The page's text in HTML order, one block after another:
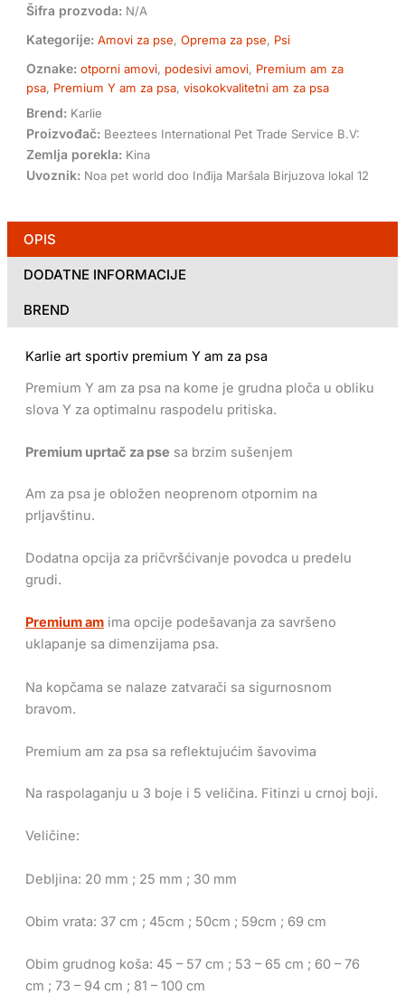
Šifra prozvoda: N/A
Kategorije: Amovi za pse,Oprema za pse, Psi
Oznake: otporni amovi, podesivi amovi, Premium am za
psa, Premium Y am za psa,visokokvalitetni am za psa
Brend: Karlie
Proizvođač: Beeztees International Pet Trade Service B.V:
Zemlja porekla: Kina
Uvoznik: Noa pet world doo Inđija Maršala Birjuzova lokal 12
OPIS
DODATNE INFORMACIJE
BREND
Karlie art sportiv premium Y am za psa
Premium Y am za psa na kome je grudna ploča u obliku
slova Y za optimalnu raspodelu pritiska.
Premium uprtač za pse sa brzim sušenjem
Am za psa je obložen neoprenom otpornim na
prljavštinu.
Dodatna opcija za pričvršćivanje povodca u predelu
grudi.
Premium amima opcije podešavanja za savršeno
uklapanje sa dimenzijama psa.
Na kopčama se nalaze zatvarači sa sigurnosnom
bravom.
Premium am za psa sa reflektujućim šavovima
Na raspolaganju u 3 boje i 5 veličina. Fitinzi u crnoj boji.
Veličine:
Debljina: 20 mm ; 25 mm ; 30 mm
Obim vrata: 37 cm ; 45cm ; 50cm ; 59cm ; 69 cm
Obim grudnog koša: 45 – 57 cm ; 53 – 65 cm ; 60 – 76
cm ; 73 – 94 cm ; 81 – 100 cm